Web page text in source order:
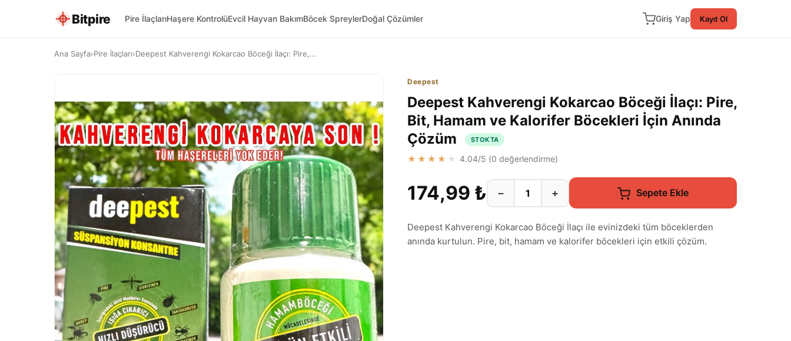
Bitpire Pire İlaçlarıHaşere KontrolüEvcil Hayvan BakımBöcek SpreylerDoğal Çözümler Giriş Yap Kayıt Ol
Ana Sayfa›Pire İlaçları›Deepest Kahverengi Kokarcao Böceği İlaçı: Pire,...
Deepest
Deepest Kahverengi Kokarcao Böceği İlaçı: Pire,
Bit, Hamam ve Kalorifer Böcekleri İçin Anında
Çözüm
STOKTA
★★★★★ 4.04/5 (0 değerlendirme)
174,99 ₺ − + Sepete Ekle
Deepest Kahverengi Kokarcao Böceği İlaçı ile evinizdeki tüm böceklerden
anında kurtulun. Pire, bit, hamam ve kalorifer böcekleri için etkili çözüm.